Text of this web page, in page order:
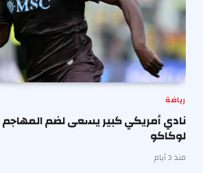
رياضة
نادي أمريكي كبير يسعى لضم المهاجم
لوكاكو
منذ 3 أيام